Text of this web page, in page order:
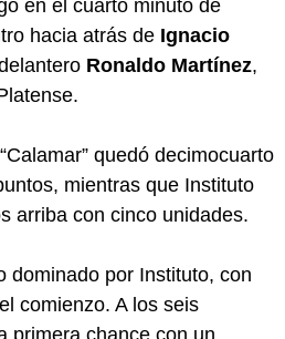
en el cuarto minuto de
hacia atrás de Ignacio
Ronaldo Martínez,
quedó decimocuarto
mientras que Instituto
arriba con cinco unidades.
dominado por Instituto, con
comienzo. A los seis
primera chance con un